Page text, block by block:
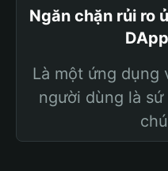
Ngăn chặn rủi ro
Là một ứng dụng
người dùng là